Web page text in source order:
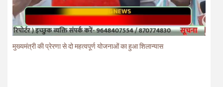
मुख्यमंत्री की प्रेरणा से दो महत्वपूर्ण योजनाओं का हुआ शिलान्यास